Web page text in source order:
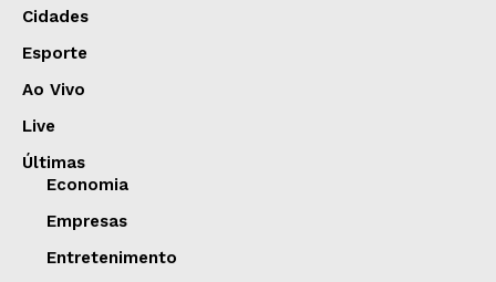
Cidades
Esporte
Ao Vivo
Live
Últimas
Economia
Empresas
Entretenimento